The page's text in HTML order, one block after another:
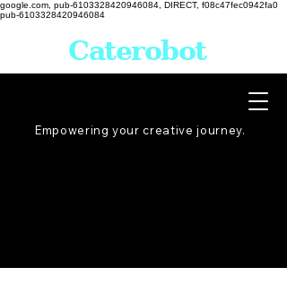
google.com, pub-6103328420946084, DIRECT, f08c47fec0942fa0
pub-6103328420946084
Empowering your creative journey.
Caterobot